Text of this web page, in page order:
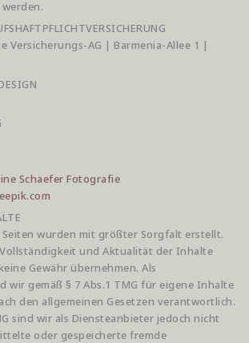
Versicherungs-AG | Barmenia-Allee 1 |
Schaefer Fotografie
wurden mit größter Sorgfalt erstellt.
und Aktualität der Inhalte
Gewähr übernehmen. Als
wir gemäß § 7 Abs.1 TMG für eigene Inhalte
den allgemeinen Gesetzen verantwortlich.
sind wir als Diensteanbieter jedoch nicht
oder gespeicherte fremde